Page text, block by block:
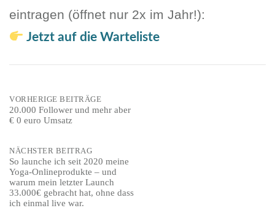
eintragen (öffnet nur 2x im Jahr!):
Jetzt auf die Warteliste
Post
VORHERIGE BEITRÄGE
20.000 Follower und mehr aber
€ 0 euro Umsatz
NÄCHSTER BEITRAG
So launche ich seit 2020 meine
Yoga-Onlineprodukte – und
warum mein letzter Launch
33.000€ gebracht hat, ohne dass
ich einmal live war.